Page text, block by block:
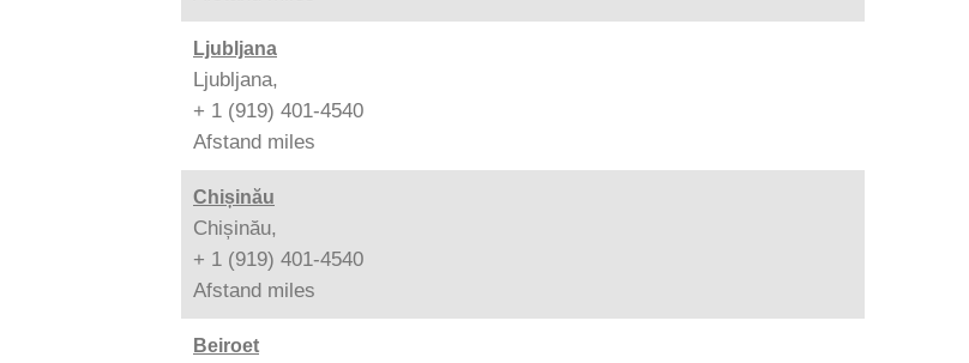
Ljubljana
Ljubljana,
+ 1 (919) 401-4540
Afstand miles
Chișinău
Chișinău,
+ 1 (919) 401-4540
Afstand miles
Beiroet